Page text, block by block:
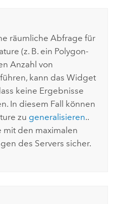
räumliche Abfrage für
(z. B. ein Polygon-
Anzahl von
kann das Widget
keine Ergebnisse
In diesem Fall können
zu generalisieren..
mit den maximalen
des Servers sicher.